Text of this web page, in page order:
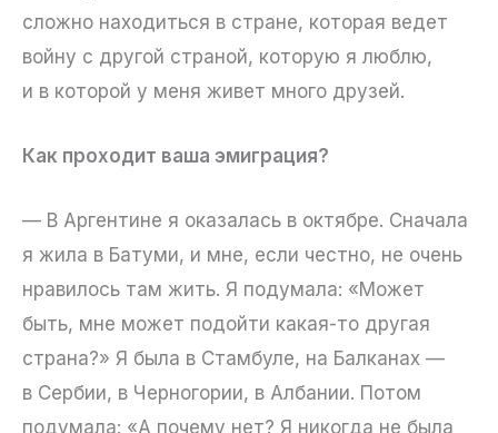
сложно находиться в стране, которая ведет
войну с другой страной, которую я люблю,
и в которой у меня живет много друзей.
Как проходит ваша эмиграция?
— В Аргентине я оказалась в октябре. Сначала
я жила в Батуми, и мне, если честно, не очень
нравилось там жить. Я подумала: «Может
быть, мне может подойти какая-то другая
страна?» Я была в Стамбуле, на Балканах —
в Сербии, в Черногории, в Албании. Потом
подумала: «А почему нет? Я никогда не была